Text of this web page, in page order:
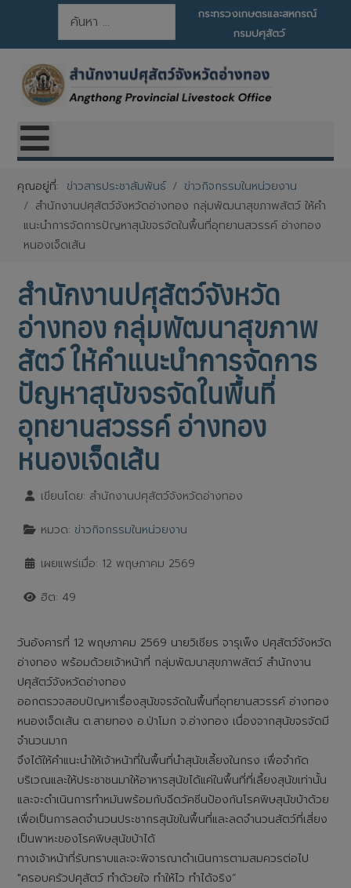
การค้นหา
กระทรวงเกษตรและสหกรณ์
กรมปศุสัตว์
คุณอยู่ที่: ข่าวสารประชาสัมพันธ์
ข่าวกิจกรรมในหน่วยงาน
สำนักงานปศุสัตว์จังหวัดอ่างทอง กลุ่มพัฒนาสุขภาพสัตว์ ให้คำ
แนะนำการจัดการปัญหาสุนัขจรจัดในพื้นที่อุทยานสวรรค์ อ่างทอง
หนองเจ็ดเส้น
สำนักงานปศุสัตว์จังหวัด
อ่างทอง กลุ่มพัฒนาสุขภาพ
สัตว์ ให้คำแนะนำการจัดการ
ปัญหาสุนัขจรจัดในพื้นที่
อุทยานสวรรค์ อ่างทอง
หนองเจ็ดเส้น
เขียนโดย: สำนักงานปศุสัตว์จังหวัดอ่างทอง
หมวด: ข่าวกิจกรรมในหน่วยงาน
เผยแพร่เมื่อ: 12 พฤษภาคม 2569
ฮิต: 49
วันอังคารที่ 12 พฤษภาคม 2569 นายวิเชียร จารุเพ็ง ปศุสัตว์จังหวัด
อ่างทอง พร้อมด้วยเจ้าหน้าที่ กลุ่มพัฒนาสุขภาพสัตว์ สำนักงาน
ปศุสัตว์จังหวัดอ่างทอง
ออกตรวจสอบปัญหาเรื่องสุนัขจรจัดในพื้นที่อุทยานสวรรค์ อ่างทอง
หนองเจ็ดเส้น ต.สายทอง อ.ป่าโมก จ.อ่างทอง เนื่องจากสุนัขจรจัดมี
จำนวนมาก
จึงได้ให้คำแนะนำให้เจ้าหน้าที่ในพื้นที่นำสุนัขเลี้ยงในกรง เพื่อจำกัด
บริเวณและให้ประชาชนมาให้อาหารสุนัขได้แค่ในพื้นที่ที่เลี้ยงสุนัขเท่านั้น
และจะดำเนินการทำหมันพร้อมกับฉีดวัคซีนป้องกันโรคพิษสุนัขบ้าด้วย
เพื่อเป็นการลดจำนวนประชากรสุนัขในพื้นที่และลดจำนวนสัตว์ที่เสี่ยง
เป็นพาหะของโรคพิษสุนัขบ้าได้
ทางเจ้าหน้าที่รับทราบและจะพิจารณาดำเนินการตามสมควรต่อไป
"ครอบครัวปศุสัตว์ ทำด้วยใจ ทำให้ไว ทำได้จริง“